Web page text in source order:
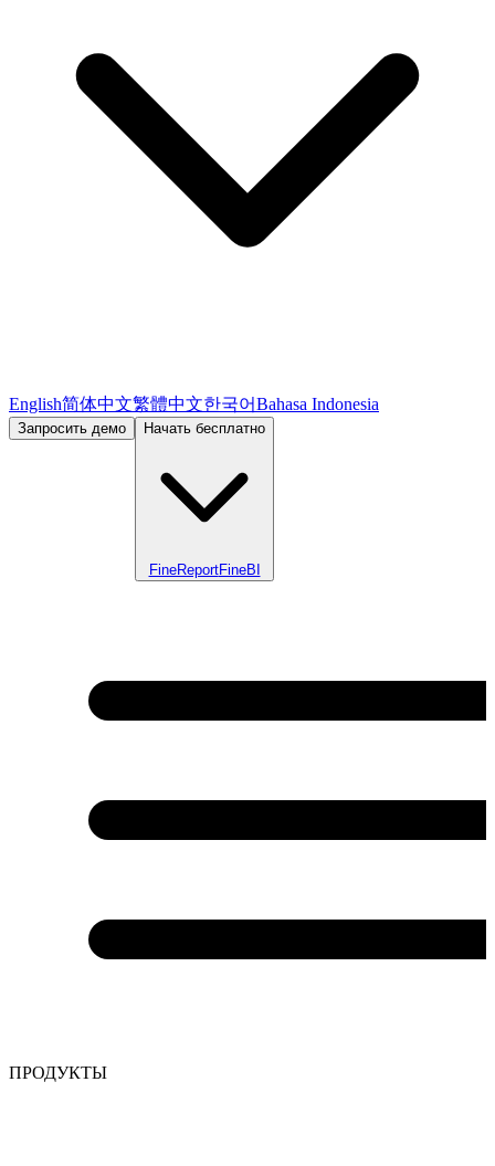
English简体中文繁體中文한국어Bahasa Indonesia
Запросить демо Начать бесплатно
FineReportFineBI
ПРОДУКТЫ